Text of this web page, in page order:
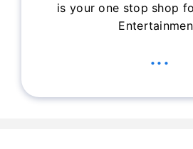
is your one stop shop
...